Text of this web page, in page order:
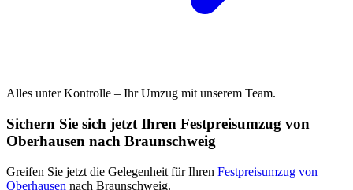
Alles unter Kontrolle – Ihr Umzug mit unserem Team.
Sichern Sie sich jetzt Ihren Festpreisumzug von
Oberhausen nach Braunschweig
Greifen Sie jetzt die Gelegenheit für Ihren Festpreisumzug von
Oberhausen nach Braunschweig.